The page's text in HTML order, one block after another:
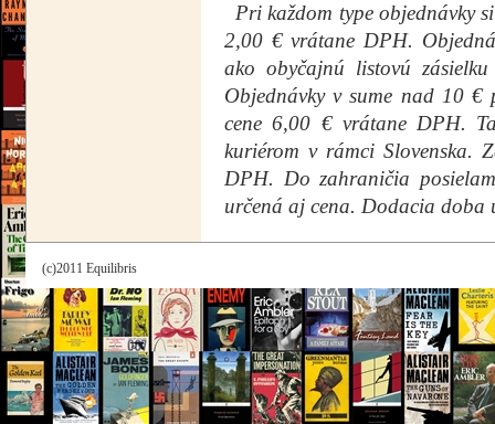
Pri každom type objednávky
2,00 € vrátane DPH.
ako obyčajnú listovú
Objednávky v sume nad 10 €
cene 6,00 € vrátane DPH.
kuriérom v rámci Slovenska.
DPH. Do zahraničia
určená aj cena. Dodacia doba
(c)2011 Equilibris